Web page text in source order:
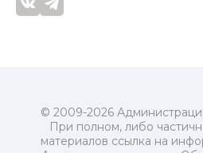
© 2009-2026
При полном, либо
материалов ссылка на